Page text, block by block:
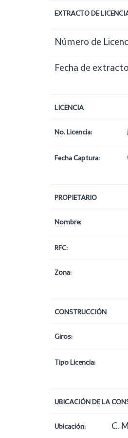
EXTRACTO DE
Número de
Fecha de
LICENCIA
No. Licencia:
Fecha Captura:
PROPIETARIO
Nombre:
RFC:
Zona:
CONSTRUCCIÓN
Giros:
Tipo Licencia:
UBICACIÓN DE LA
Ubicación: C.